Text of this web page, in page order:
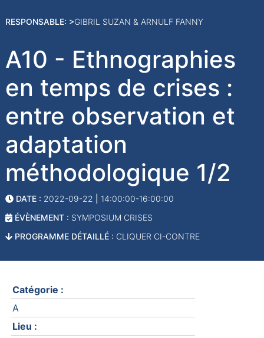
RESPONSABLE: >GIBRIL SUZAN & ARNULF FANNY
A10 - Ethnographies
en temps de crises :
entre observation et
adaptation
méthodologique 1/2
DATE : 2022-09-22
14:00:00-16:00:00
ÉVÈNEMENT : SYMPOSIUM CRISES
PROGRAMME DÉTAILLÉ : CLIQUER CI-CONTRE
Catégorie :
A
Lieu :